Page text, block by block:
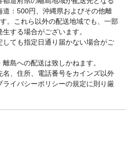
：500円、沖縄県およびその他離
。これら以外の配送地域でも、一部
する場合がございます。
ても指定日通り届かない場合がご
島への配送は致しかねます。
名、住所、電話番号をカインズ以外
イバシーポリシーの規定に則り厳